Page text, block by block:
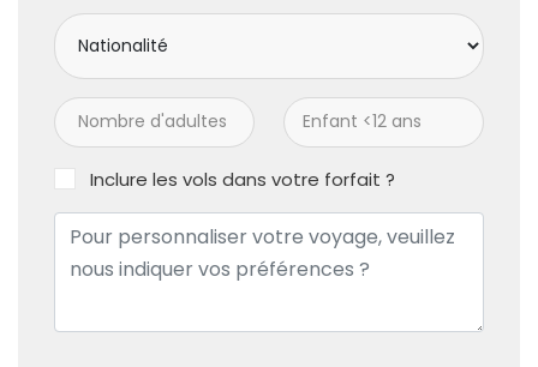
Inclure les vols dans votre forfait ?